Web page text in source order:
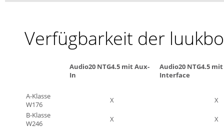
Verfügbarkeit der
Audio20 NTG4.5 mit Aux-
In
Audio20 NTG4.5
Interface
A-Klasse
W176
X
X
B-Klasse
W246
X
X